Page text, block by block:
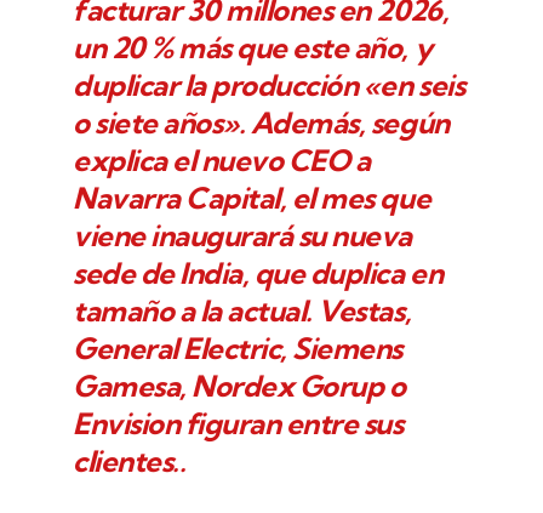
facturar 30 millones en 2026,
un 20 % más que este año, y
duplicar la producción «en seis
o siete años». Además, según
explica el nuevo CEO a
Navarra Capital, el mes que
viene inaugurará su nueva
sede de India, que duplica en
tamaño a la actual. Vestas,
General Electric, Siemens
Gamesa, Nordex Gorup o
Envision figuran entre sus
clientes..